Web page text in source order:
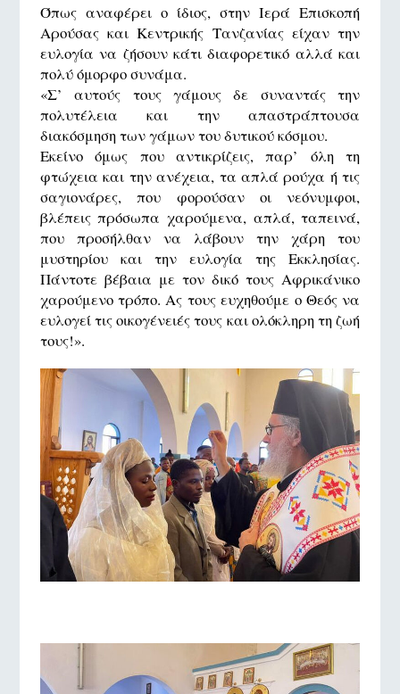
Όπως αναφέρει ο ίδιος, στην Ιερά Επισκοπή
Αρούσας και Κεντρικής Τανζανίας είχαν την
ευλογία να ζήσουν κάτι διαφορετικό αλλά και
πολύ όμορφο συνάμα.
«Σ’ αυτούς τους γάμους δε συναντάς την
πολυτέλεια και την απαστράπτουσα
διακόσμηση των γάμων του δυτικού κόσμου.
Εκείνο όμως που αντικρίζεις, παρ’ όλη τη
φτώχεια και την ανέχεια, τα απλά ρούχα ή τις
σαγιονάρες, που φορούσαν οι νεόνυμφοι,
βλέπεις πρόσωπα χαρούμενα, απλά, ταπεινά,
που προσήλθαν να λάβουν την χάρη του
μυστηρίου και την ευλογία της Εκκλησίας.
Πάντοτε βέβαια με τον δικό τους Αφρικάνικο
χαρούμενο τρόπο. Ας τους ευχηθούμε ο Θεός να
ευλογεί τις οικογένειές τους και ολόκληρη τη ζωή
τους!».